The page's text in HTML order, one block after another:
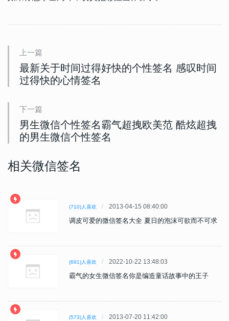
上一篇
最新关于时间过得好快的个性签名 感叹时间
过得快的心情签名
下一篇
男生微信个性签名霸气超拽欧美范 酷炫超拽
的男生微信个性签名
相关微信签名
(710)人喜欢 2013-04-15 08:40:00
调皮可爱的微信签名大全 夏日的泡沫可欲而不可求
(691)人喜欢 2022-10-22 13:48:03
霸气的女生微信签名你是编造童话故事中的王子
(573)人喜欢 2013-07-20 11:42:00